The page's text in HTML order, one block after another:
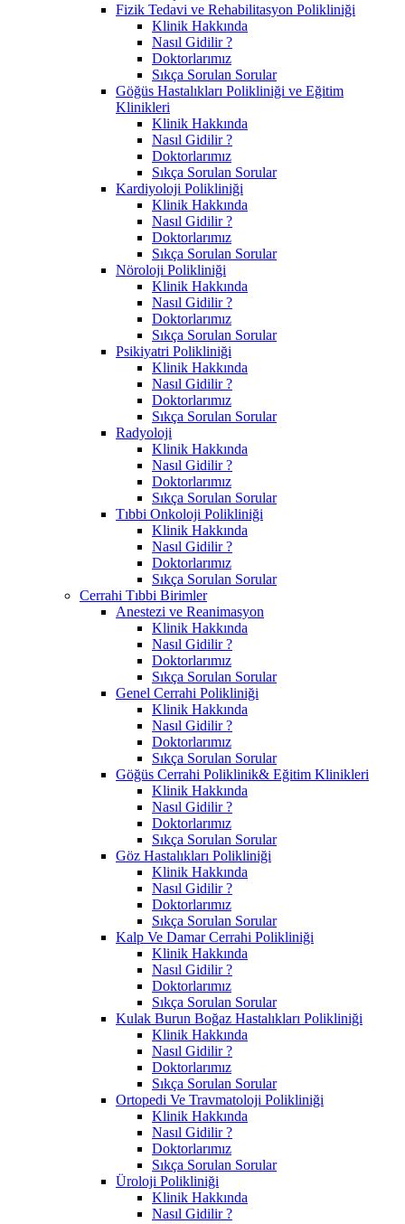
Fizik Tedavi ve Rehabilitasyon Polikliniği
Klinik Hakkında
Nasıl Gidilir ?
Doktorlarımız
Sıkça Sorulan Sorular
Göğüs Hastalıkları Polikliniği ve Eğitim
Klinikleri
Klinik Hakkında
Nasıl Gidilir ?
Doktorlarımız
Sıkça Sorulan Sorular
Kardiyoloji Polikliniği
Klinik Hakkında
Nasıl Gidilir ?
Doktorlarımız
Sıkça Sorulan Sorular
Nöroloji Polikliniği
Klinik Hakkında
Nasıl Gidilir ?
Doktorlarımız
Sıkça Sorulan Sorular
Psikiyatri Polikliniği
Klinik Hakkında
Nasıl Gidilir ?
Doktorlarımız
Sıkça Sorulan Sorular
Radyoloji
Klinik Hakkında
Nasıl Gidilir ?
Doktorlarımız
Sıkça Sorulan Sorular
Tıbbi Onkoloji Polikliniği
Klinik Hakkında
Nasıl Gidilir ?
Doktorlarımız
Sıkça Sorulan Sorular
Cerrahi Tıbbi Birimler
Anestezi ve Reanimasyon
Klinik Hakkında
Nasıl Gidilir ?
Doktorlarımız
Sıkça Sorulan Sorular
Genel Cerrahi Polikliniği
Klinik Hakkında
Nasıl Gidilir ?
Doktorlarımız
Sıkça Sorulan Sorular
Göğüs Cerrahi Poliklinik& Eğitim Klinikleri
Klinik Hakkında
Nasıl Gidilir ?
Doktorlarımız
Sıkça Sorulan Sorular
Göz Hastalıkları Polikliniği
Klinik Hakkında
Nasıl Gidilir ?
Doktorlarımız
Sıkça Sorulan Sorular
Kalp Ve Damar Cerrahi Polikliniği
Klinik Hakkında
Nasıl Gidilir ?
Doktorlarımız
Sıkça Sorulan Sorular
Kulak Burun Boğaz Hastalıkları Polikliniği
Klinik Hakkında
Nasıl Gidilir ?
Doktorlarımız
Sıkça Sorulan Sorular
Ortopedi Ve Travmatoloji Polikliniği
Klinik Hakkında
Nasıl Gidilir ?
Doktorlarımız
Sıkça Sorulan Sorular
Üroloji Polikliniği
Klinik Hakkında
Nasıl Gidilir ?